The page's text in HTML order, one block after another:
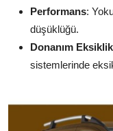
Performans:
düşüklüğü.
Donanım
sistemlerinde